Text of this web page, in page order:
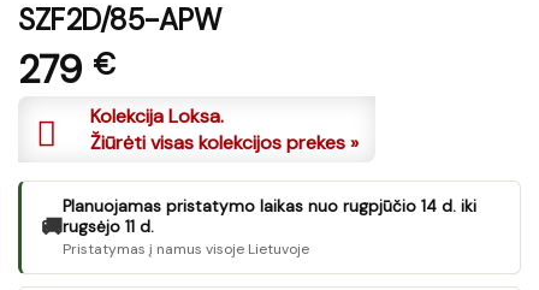
SZF2D/85-APW
279 €
Kolekcija Loksa.
Žiūrėti visas kolekcijos prekes »
🚚
Planuojamas pristatymo laikas nuo rugpjūčio 14 d. iki
rugsėjo 11 d.
Pristatymas į namus visoje Lietuvoje